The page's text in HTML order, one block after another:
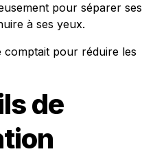
pour séparer ses
à ses yeux.
comptait pour réduire les
de